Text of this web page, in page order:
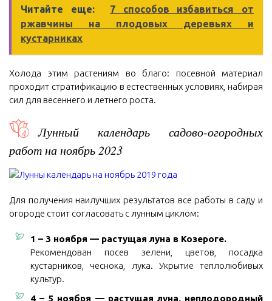
Читайте еще:
7 способов избавиться от
ржавчины на плодовых деревьях и
кустарниках
Холода этим растениям во благо: посевной материал
проходит стратификацию в естественных условиях, набирая
сил для весеннего и летнего роста.
Лунный календарь садово-огородных
работ на ноябрь 2023
Для получения наилучших результатов все работы в саду и
огороде стоит согласовать с лунным циклом:
1 – 3 ноября — растущая луна в Козероге.
Рекомендован посев зелени, цветов, посадка
кустарников, чеснока, лука. Укрытие теплолюбивых
культур.
4 – 5 ноября — растущая луна, неплодородный